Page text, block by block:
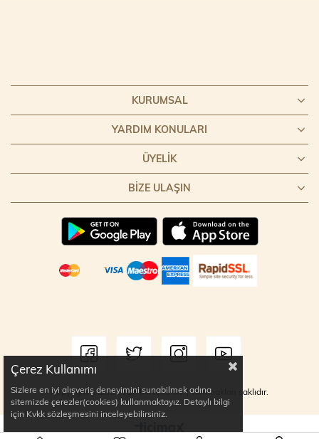
KURUMSAL
YARDIM KONULARI
ÜYELIK
BIZE ULAŞIN
Copyright © 2022 TOPTANCI.COM | Tüm hakları saklıdır.
Çerez Kullanımı
Sizlere en iyi alışveriş deneyimini sunabilmek adına
sitemizde çerezler(cookies) kullanmaktayız. Detaylı bilgi
için Kvkk sözleşmesini inceleyebilirsiniz.